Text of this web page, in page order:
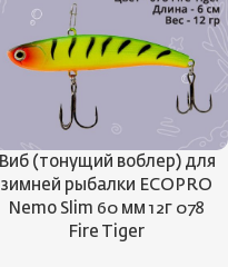
Виб (тонущий воблер) для
зимней рыбалки ECOPRO
Nemo Slim 60 мм 12г 078
Fire Tiger